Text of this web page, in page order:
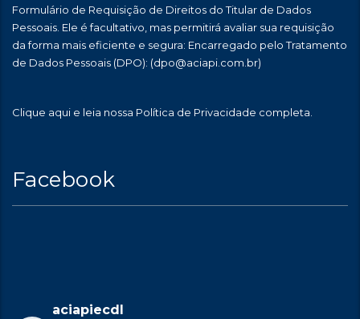
Formulário de Requisição de Direitos do Titular de Dados
Pessoais. Ele é facultativo, mas permitirá avaliar sua requisição
da forma mais eficiente e segura: Encarregado pelo Tratamento
de Dados Pessoais (DPO): (dpo@aciapi.com.br)
Clique aqui e leia nossa Política de Privacidade completa.
Facebook
aciapiecdl